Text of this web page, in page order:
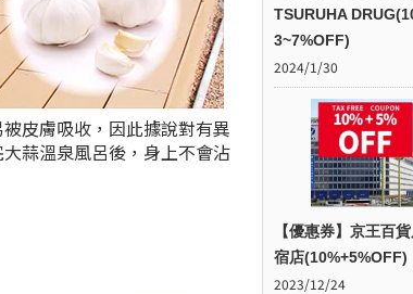
皮膚吸收，因此據說對有異
蒜溫泉風呂後，身上不會沾
TSURUHA
3~7%OFF)
2024/1/30
【優惠券】京王百
宿店(10%+5%OFF)
2023/12/24